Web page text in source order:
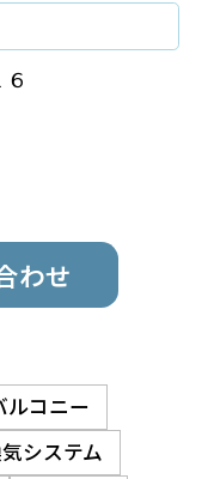
わせ
ルコニー
システム